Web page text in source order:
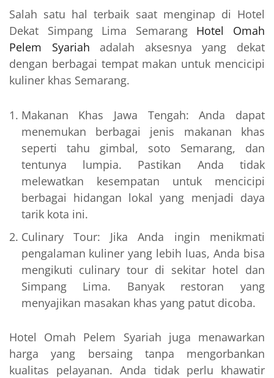
Salah satu hal terbaik saat menginap di Hotel
Dekat Simpang Lima Semarang Hotel Omah
Pelem Syariah adalah aksesnya yang dekat
dengan berbagai tempat makan untuk mencicipi
kuliner khas Semarang.
Makanan Khas Jawa Tengah: Anda dapat
menemukan berbagai jenis makanan khas
seperti tahu gimbal, soto Semarang, dan
tentunya lumpia. Pastikan Anda tidak
melewatkan kesempatan untuk mencicipi
berbagai hidangan lokal yang menjadi daya
tarik kota ini.
Culinary Tour: Jika Anda ingin menikmati
pengalaman kuliner yang lebih luas, Anda bisa
mengikuti culinary tour di sekitar hotel dan
Simpang Lima. Banyak restoran yang
menyajikan masakan khas yang patut dicoba.
Hotel Omah Pelem Syariah juga menawarkan
harga yang bersaing tanpa mengorbankan
kualitas pelayanan. Anda tidak perlu khawatir